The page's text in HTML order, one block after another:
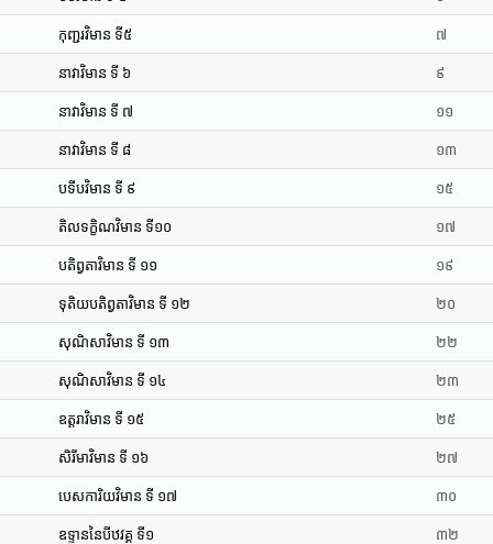
កុញ្ជរវិមាន ទី៥ ៧
នាវាវិមាន ទី ៦ ៩
នាវាវិមាន ទី ៧ ១១
នាវាវិមាន ទី ៨ ១៣
បទីបវិមាន ទី ៩ ១៥
តិលទក្ខិណវិមាន ទី១០ ១៧
បតិព្វតាវិមាន ទី ១១ ១៩
ទុតិយបតិព្វតាវិមាន ទី ១២ ២០
សុណិសាវិមាន ទី ១៣ ២២
សុណិសាវិមាន ទី ១៤ ២៣
ឧត្តរាវិមាន ទី ១៥ ២៥
សិរីមាវិមាន ទី ១៦ ២៧
បេសការិយវិមាន ទី ១៧ ៣០
ឧទ្ទាននៃបីឋវគ្គ ទី១ ៣២